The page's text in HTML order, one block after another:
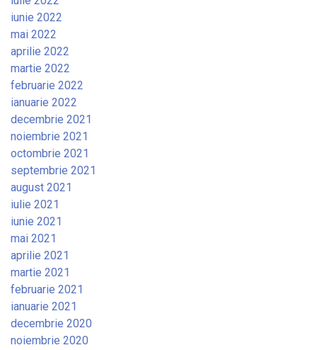
iunie 2022
mai 2022
aprilie 2022
martie 2022
februarie 2022
ianuarie 2022
decembrie 2021
noiembrie 2021
octombrie 2021
septembrie 2021
august 2021
iulie 2021
iunie 2021
mai 2021
aprilie 2021
martie 2021
februarie 2021
ianuarie 2021
decembrie 2020
noiembrie 2020